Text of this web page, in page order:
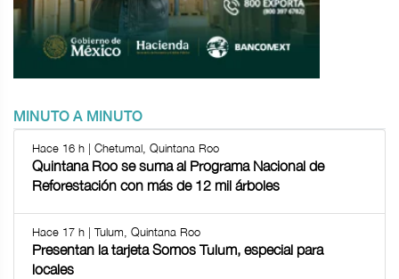
MINUTO A MINUTO
Hace 16 h | Chetumal, Quintana Roo
Quintana Roo se suma al Programa Nacional de
Reforestación con más de 12 mil árboles
Hace 17 h | Tulum, Quintana Roo
Presentan la tarjeta Somos Tulum, especial para
locales